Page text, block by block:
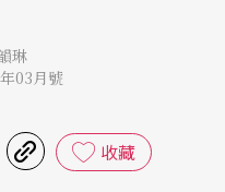
琳
03月號
收藏